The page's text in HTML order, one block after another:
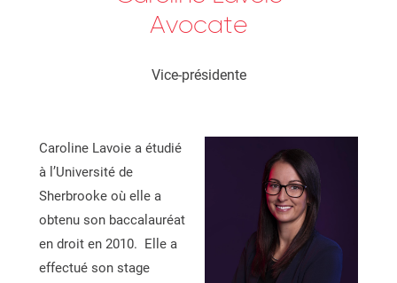
Avocate
Vice-présidente
Caroline Lavoie a étudié
à l’Université de
Sherbrooke où elle a
obtenu son baccalauréat
en droit en 2010. Elle a
effectué son stage